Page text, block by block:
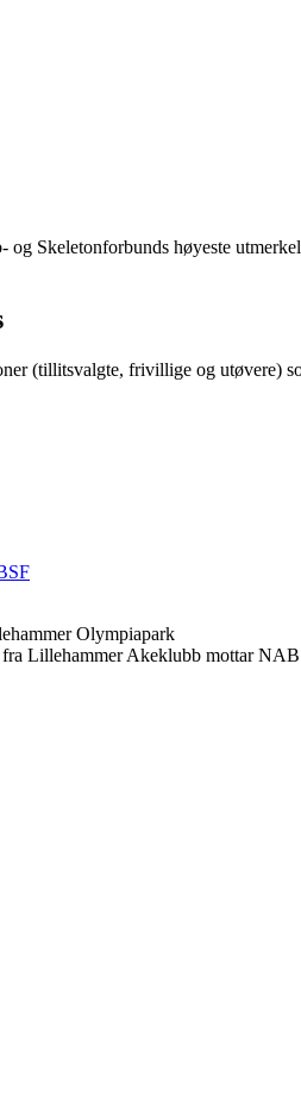
Skeletonforbunds høyeste
(tillitsvalgte, frivillige og utøvere)
Olympiapark
Lillehammer Akeklubb mottar